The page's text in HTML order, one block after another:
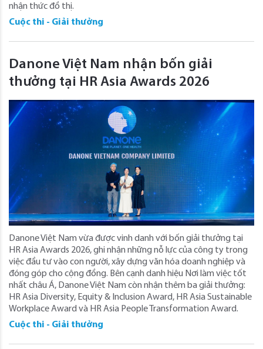
nhận thức đồ thị.
Cuộc thi - Giải thưởng
Danone Việt Nam nhận bốn giải
thưởng tại HR Asia Awards 2026
Danone Việt Nam vừa được vinh danh với bốn giải thưởng tại
HR Asia Awards 2026, ghi nhận những nỗ lực của công ty trong
việc đầu tư vào con người, xây dựng văn hóa doanh nghiệp và
đóng góp cho cộng đồng. Bên cạnh danh hiệu Nơi làm việc tốt
nhất châu Á, Danone Việt Nam còn nhận thêm ba giải thưởng:
HR Asia Diversity, Equity & Inclusion Award, HR Asia Sustainable
Workplace Award và HR Asia People Transformation Award.
Cuộc thi - Giải thưởng